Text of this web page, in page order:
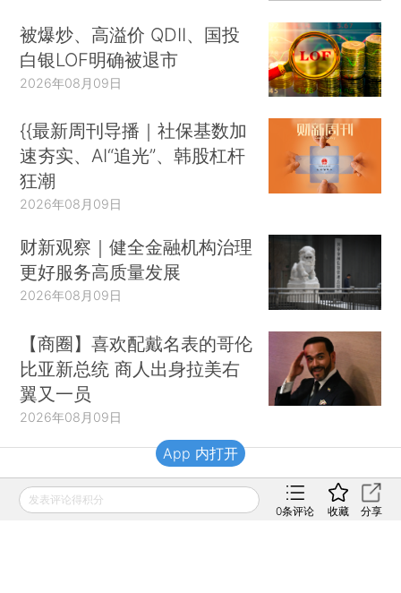
被爆炒、高溢价 QDII、国投
白银LOF明确被退市
2026年08月09日
{{最新周刊导播｜社保基数加
速夯实、AI“追光”、韩股杠杆
狂潮
2026年08月09日
财新观察｜健全金融机构治理
更好服务高质量发展
2026年08月09日
【商圈】喜欢配戴名表的哥伦
比亚新总统 商人出身拉美右
翼又一员
2026年08月09日
财新移动
发表评论得积分
0条评论 收藏 分享
App 内打开